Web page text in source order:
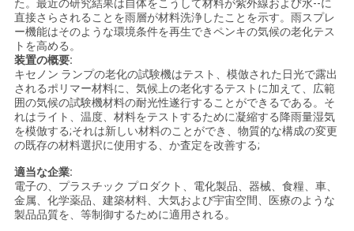
を
要
求
し
な
さ
い
た。最近の研究結果は自体をこうして材料が紫外線および水--に
直接さらされることを雨層が材料洗浄したことを示す。雨スプレ
ー機能はそのような環境条件を再生できペンキの気候の老化テス
トを高める。
装置の概要:
キセノン ランプの老化の試験機はテスト、模倣された日光で露出
されるポリマー材料に、気候上の老化するテストに加えて、広範
囲の気候の試験機材料の耐光性遂行することができるである。そ
れはライト、温度、材料をテストするために凝縮する降雨量湿気
を模倣する;それは新しい材料のことができ、物質的な構成の変更
の既存の材料選択に使用する、か査定を改善する;
適当な企業:
電子の、プラスチック プロダクト、電化製品、器械、食糧、車、
金属、化学薬品、建築材料、大気および宇宙空間、医療のような
製品品質を、等制御するために適用される。